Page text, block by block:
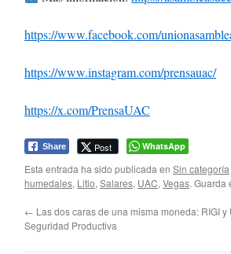
https://www.facebook.com/
https://www.instagram.com/prensauac/
https://x.com/PrensaUAC
Share Post WhatsApp
Esta entrada ha sido publicada en Sin categoría
humedales, Litio, Salares, UAC, Vegas. Guarda
← Las dos caras de una misma moneda: RIGI y
Seguridad Productiva